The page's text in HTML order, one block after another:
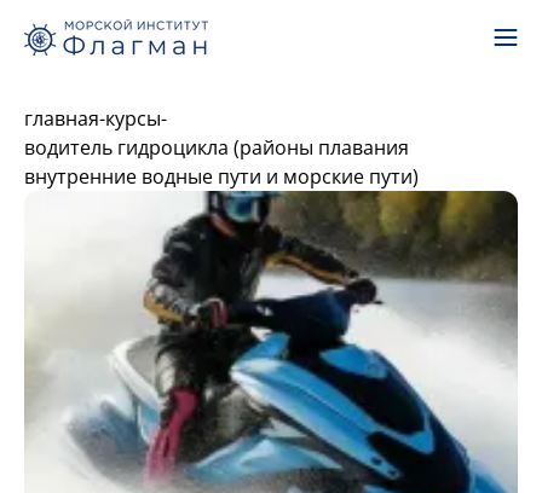
главная-курсы-
водитель гидроцикла (районы плавания
внутренние водные пути и морские пути)